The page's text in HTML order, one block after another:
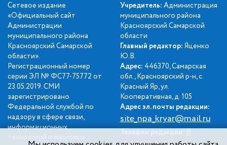
Сетевое издание
«Официальный сайт
Администрации
муниципального района
Красноярский Самарской
области».
Регистрационный номер
серии ЭЛ № ФС77-75772 от
23.05.2019. СМИ
зарегистрировано
Федеральной службой по
надзору в сфере связи,
информационных
технологий и массовых
Учредитель: Администрация
муниципального района
Красноярский Самарской
области
Главный редактор: Яценко
Ю.В.
Адрес: 446370, Самарская
обл., Красноярский р-н, с.
Красный Яр, ул.
Кооперативная, д. 105
Адрес эл. почты редакции:
site_npa_kryar@mail.ru
Телефон редакции: 8